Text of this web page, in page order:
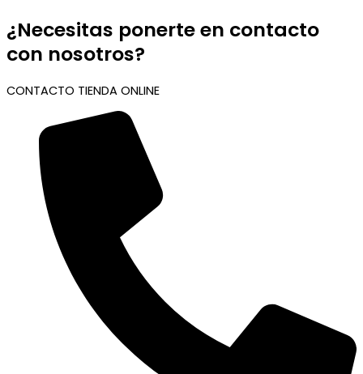
¿Necesitas ponerte en contacto
con nosotros?
CONTACTO TIENDA ONLINE